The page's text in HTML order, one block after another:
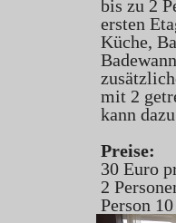
bis zu 2
ersten
Küche,
mit 2
kann
Preise:
30 Euro
2
Person